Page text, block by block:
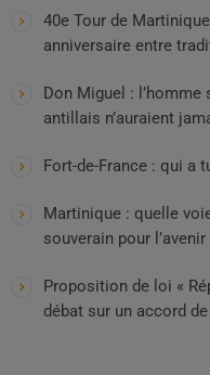
40e Tour de
anniversaire entre
Don Miguel : l’homme
antillais n’auraient
Fort-de-France : qui a
Martinique : quelle
souverain pour l’avenir
Proposition de loi «
débat sur un accord